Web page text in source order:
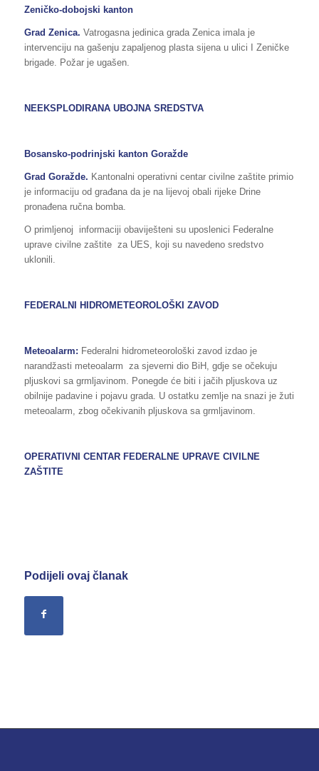
Zeničko-dobojski kanton
Grad Zenica. Vatrogasna jedinica grada Zenica imala je
intervenciju na gašenju zapaljenog plasta sijena u ulici I Zeničke
brigade. Požar je ugašen.
NEEKSPLODIRANA UBOJNA SREDSTVA
Bosansko-podrinjski kanton Goražde
Grad Goražde. Kantonalni operativni centar civilne zaštite primio
je informaciju od građana da je na lijevoj obali rijeke Drine
pronađena ručna bomba.
O primljenoj informaciji obaviješteni su uposlenici Federalne
uprave civilne zaštite za UES, koji su navedeno sredstvo
uklonili.
FEDERALNI HIDROMETEOROLOŠKI ZAVOD
Meteoalarm: Federalni hidrometeorološki zavod izdao je
narandžasti meteoalarm za sjeverni dio BiH, gdje se očekuju
pljuskovi sa grmljavinom. Ponegde će biti i jačih pljuskova uz
obilnije padavine i pojavu grada. U ostatku zemlje na snazi je žuti
meteoalarm, zbog očekivanih pljuskova sa grmljavinom.
OPERATIVNI CENTAR FEDERALNE UPRAVE CIVILNE
ZAŠTITE
Podijeli ovaj članak